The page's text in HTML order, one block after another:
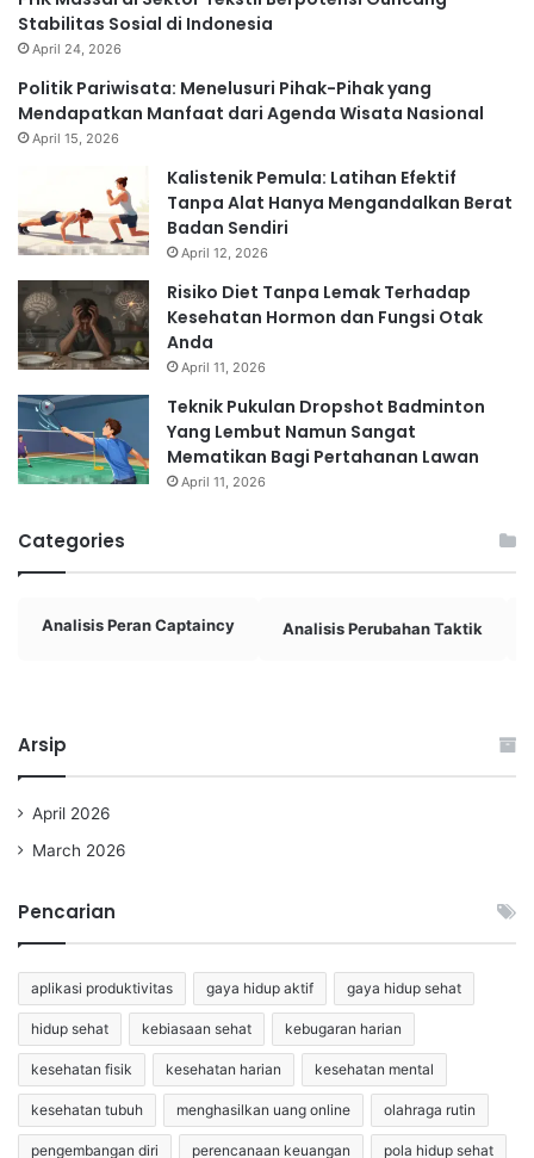
Stabilitas Sosial di Indonesia
April 24, 2026
Politik Pariwisata: Menelusuri Pihak-Pihak yang
Mendapatkan Manfaat dari Agenda Wisata Nasional
April 15, 2026
Kalistenik Pemula: Latihan Efektif
Tanpa Alat Hanya Mengandalkan Berat
Badan Sendiri
April 12, 2026
Risiko Diet Tanpa Lemak Terhadap
Kesehatan Hormon dan Fungsi Otak
Anda
April 11, 2026
Teknik Pukulan Dropshot Badminton
Yang Lembut Namun Sangat
Mematikan Bagi Pertahanan Lawan
April 11, 2026
Categories
Analisis Peran Captaincy Analisis Perubahan Taktik
Arsip
April 2026
March 2026
Pencarian
aplikasi produktivitas gaya hidup aktif gaya hidup sehat
hidup sehat kebiasaan sehat kebugaran harian
kesehatan fisik kesehatan harian kesehatan mental
kesehatan tubuh menghasilkan uang online olahraga rutin
pengembangan diri perencanaan keuangan pola hidup sehat